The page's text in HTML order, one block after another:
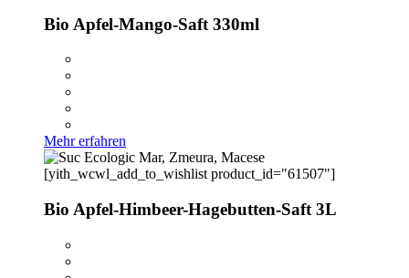
Bio Apfel-Mango-Saft 330ml
Mehr erfahren
[yith_wcwl_add_to_wishlist product_id="61507"]
Bio Apfel-Himbeer-Hagebutten-Saft 3L